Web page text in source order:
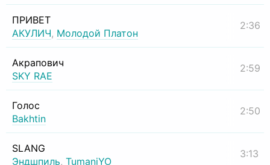
ПРИВЕТ
АКУЛИЧ, Молодой Платон
2:36
Акрапович
SKY RAE
2:59
Голос
Bakhtin
2:50
SLANG
Эндшпиль, TumaniYO
3:13